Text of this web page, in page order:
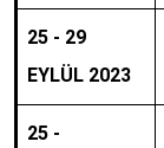
25 - 29
EYLÜL 2023
25 -